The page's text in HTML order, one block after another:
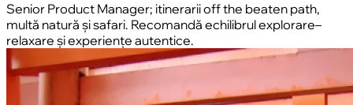
Senior Product Manager; itinerarii off the beaten path,
multă natură și safari. Recomandă echilibrul explorare–
relaxare și experiențe autentice.